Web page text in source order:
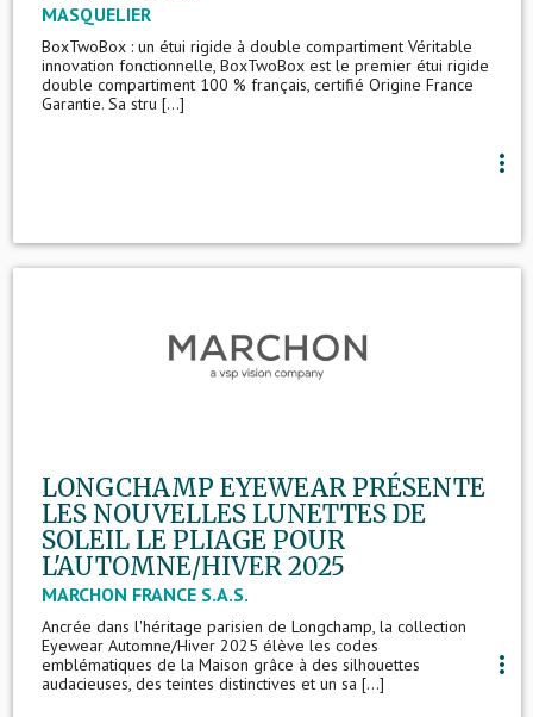
MASQUELIER
BoxTwoBox : un étui rigide à double compartiment Véritable
innovation fonctionnelle, BoxTwoBox est le premier étui rigide
double compartiment 100 % français, certifié Origine France
Garantie. Sa stru [...]
more_vert
LONGCHAMP EYEWEAR PRÉSENTE
LES NOUVELLES LUNETTES DE
SOLEIL LE PLIAGE POUR
L'AUTOMNE/HIVER 2025
MARCHON FRANCE S.A.S.
Ancrée dans l'héritage parisien de Longchamp, la collection
Eyewear Automne/Hiver 2025 élève les codes
emblématiques de la Maison grâce à des silhouettes
audacieuses, des teintes distinctives et un sa [...]
more_vert